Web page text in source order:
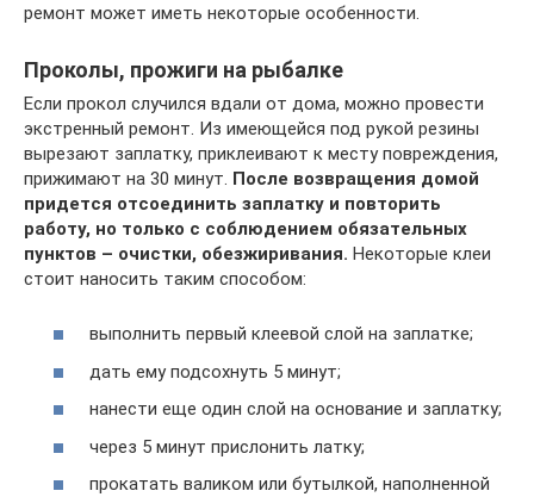
ремонт может иметь некоторые особенности.
Проколы, прожиги на рыбалке
Если прокол случился вдали от дома, можно провести
экстренный ремонт. Из имеющейся под рукой резины
вырезают заплатку, приклеивают к месту повреждения,
прижимают на 30 минут. После возвращения домой
придется отсоединить заплатку и повторить
работу, но только с соблюдением обязательных
пунктов – очистки, обезжиривания. Некоторые клеи
стоит наносить таким способом:
выполнить первый клеевой слой на заплатке;
дать ему подсохнуть 5 минут;
нанести еще один слой на основание и заплатку;
через 5 минут прислонить латку;
прокатать валиком или бутылкой, наполненной